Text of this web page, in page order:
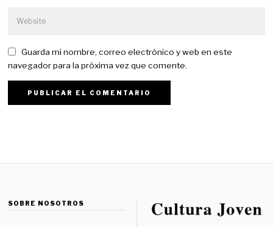
Guarda mi nombre, correo electrónico y web en este
navegador para la próxima vez que comente.
SOBRE NOSOTROS